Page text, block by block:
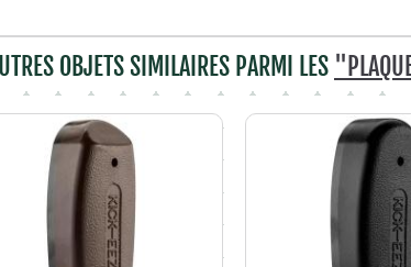
OBJETS SIMILAIRES PARMI LES